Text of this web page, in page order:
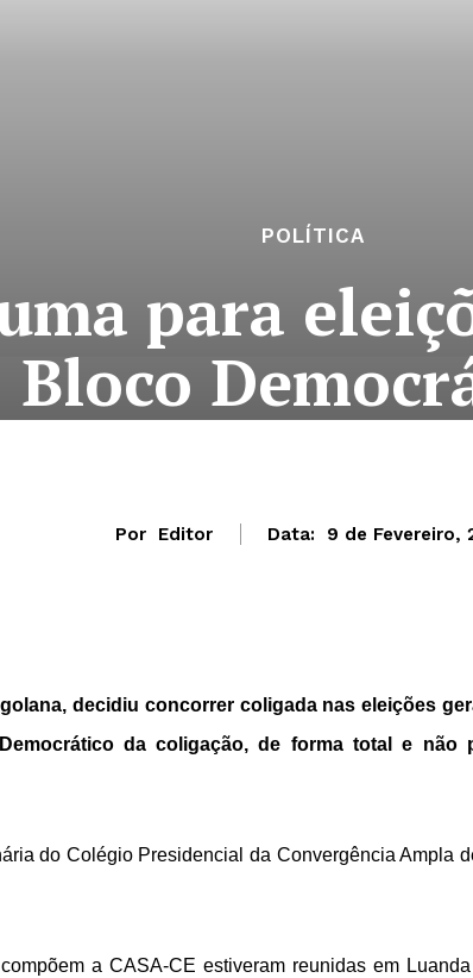
POLÍTICA
para
Bloco
Por Editor Data: 9 de Fevereiro,
decidiu concorrer coligada nas eleições
da coligação, de forma total e não
do Colégio Presidencial da Convergência Ampla
a CASA-CE estiveram reunidas em